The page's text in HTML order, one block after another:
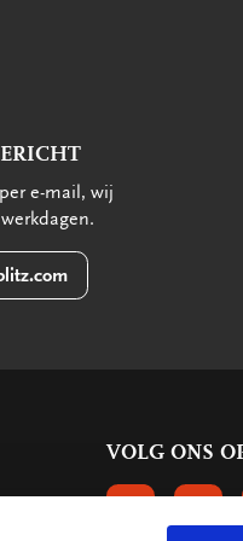
e-mail, wij
VOLG ONS
VOLGS